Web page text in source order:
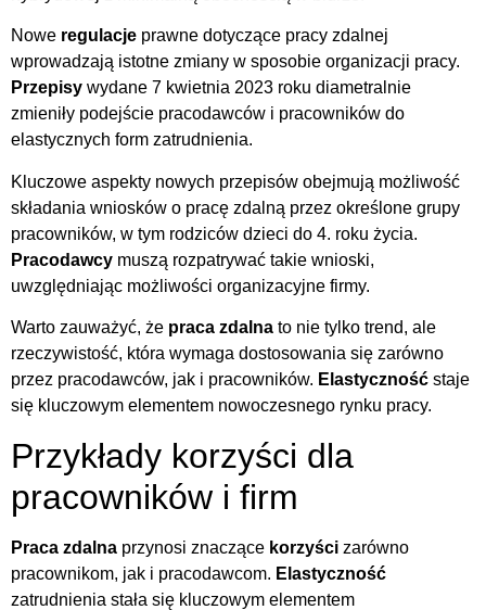
Nowe regulacje prawne dotyczące pracy zdalnej
wprowadzają istotne zmiany w sposobie organizacji pracy.
Przepisy wydane 7 kwietnia 2023 roku diametralnie
zmieniły podejście pracodawców i pracowników do
elastycznych form zatrudnienia.
Kluczowe aspekty nowych przepisów obejmują możliwość
składania wniosków o pracę zdalną przez określone grupy
pracowników, w tym rodziców dzieci do 4. roku życia.
Pracodawcy muszą rozpatrywać takie wnioski,
uwzględniając możliwości organizacyjne firmy.
Warto zauważyć, że praca zdalna to nie tylko trend, ale
rzeczywistość, która wymaga dostosowania się zarówno
przez pracodawców, jak i pracowników. Elastyczność staje
się kluczowym elementem nowoczesnego rynku pracy.
Przykłady korzyści dla
pracowników i firm
Praca zdalna przynosi znaczące korzyści zarówno
pracownikom, jak i pracodawcom. Elastyczność
zatrudnienia stała się kluczowym elementem